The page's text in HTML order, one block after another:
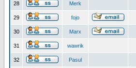
28 Merk
29 fojo
30 Marx
31 wawrik
32 Pasul